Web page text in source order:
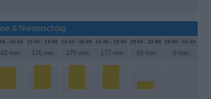
& Niederschlag
- 10:00 10:00 - 13:00 13:00 - 16:00 16:00 - 19:00 19:00 - 22:00 22:00 - 01:00
min 176 min 175 min 177 min 59 min 0 min